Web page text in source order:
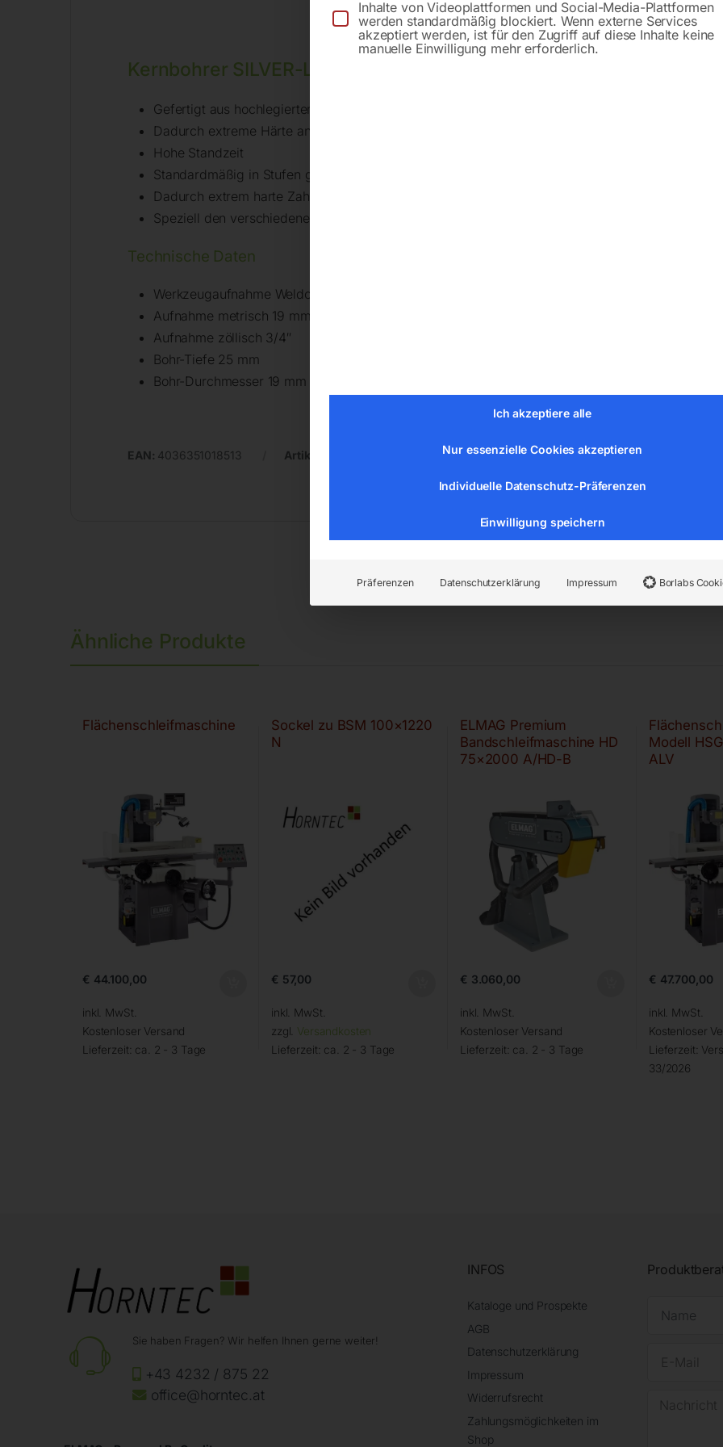
Kernbohrer SILVER-LINE 25 Weldon, Ø 19 mm
Gefertigt aus hochlegiertem HSS-XE Spezialstahl
Dadurch extreme Härte an den Zahnspitzen (bis 68 HRC)
Hohe Standzeit
Standardmäßig in Stufen gehärtete HSS-Kernbohrer
Dadurch extrem harte Zahnspitzen (68 HRC) und dennoch flexibler Kernbohrer
Speziell den verschiedenen Durchmessern und Schnitttiefen optimal angepasste
Technische Daten
Werkzeugaufnahme Weldon
Aufnahme metrisch 19 mm
Aufnahme zöllisch 3/4″
Bohr-Tiefe 25 mm
Bohr-Durchmesser 19 mm
EAN: 4036351018513 Artikelnummer: 38720.125519 Kategorien:Metallbearbeitung
Ähnliche Produkte
Flächenschleifmaschine
€ 44.100,00
inkl. MwSt.
Kostenloser Versand
Lieferzeit: ca. 2 - 3 Tage
Sockel zu BSM 100×1220
N
€ 57,00
inkl. MwSt.
zzgl. Versandkosten
Lieferzeit: ca. 2 - 3 Tage
ELMAG Premium
Bandschleifmaschine HD
75×2000 A/HD-B
€ 3.060,00
inkl. MwSt.
Kostenloser Versand
Lieferzeit: ca. 2 - 3 Tage
Modell
ALV
€ 47.700,00
inkl. MwSt.
Kostenloser
Lieferzeit:
33/2026
Sie haben Fragen? Wir helfen Ihnen gerne weiter!
+43 4232 / 875 22
office@horntec.at
INFOS
Kataloge und Prospekte
AGB
Datenschutzerklärung
Impressum
Widerrufsrecht
Zahlungsmöglichkeiten im
Shop
Inhalte von Videoplattformen und Social-Media-Plattformen
werden standardmäßig blockiert. Wenn externe Services
akzeptiert werden, ist für den Zugriff auf diese Inhalte keine
manuelle Einwilligung mehr erforderlich.
Ich akzeptiere alle
Nur essenzielle Cookies akzeptieren
Individuelle Datenschutz-Präferenzen
Einwilligung speichern
Präferenzen Datenschutzerklärung Impressum Borlabs